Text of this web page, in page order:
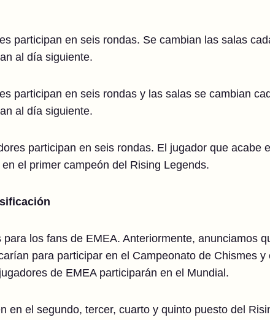
participan en seis rondas. Se cambian las salas
al día siguiente.
participan en seis rondas y las salas se cambian
al día siguiente.
participan en seis rondas. El jugador que acabe
el primer campeón del Rising Legends.
los fans de EMEA. Anteriormente, anunciamos
para participar en el Campeonato de Chismes y
de EMEA participarán en el Mundial.
en el segundo, tercer, cuarto y quinto puesto del